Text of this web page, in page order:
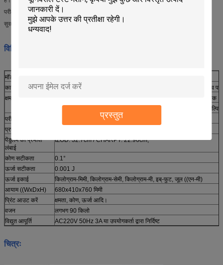
प्रस्तुत
परीक्षण के बाद, यह स्वचालित रूप से कोण और ऊर्जा दिखाता है।
सुरक्षा सुरक्षा यंत्र और टक्कर क्रिया को नियंत्रित करने वाले बटन दबाएं।
विनिर्देशः
मॉडल
कार्य
IZOD डिजिटल प्रभाव परीक्षक
CHARPY डिजिटल प्रभाव
क्षमता
मानक
11J, 22J
7.5J, 15J
वैकल्पिक
परीक्षण कोण
प्रभाव गति
पेंडुलम की प्रभावी
लंबाई
IZOD: 32.7cm / CHARPY: 22.96cm,
कोण सटीकता
0.1°
ऊर्जा सटीकता
0.001 J
ऊर्जा इकाई
किलोग्राम-मिमी, किलोग्राम-सेमी, किलोग्राम-मी, इब्-फुट, जूल ((एन-मी)
आयाम ((WxDxH)
680x410x760 मिमी
प्रिंट आउट करें
क्षमता, कोण, ऊर्जा आदि।
वजन
लगभग 90 किलो
विद्युत आपूर्ति
AC220V 50Hz 3A या उपयोगकर्ता द्वारा निर्दिष्ट
चित्रः